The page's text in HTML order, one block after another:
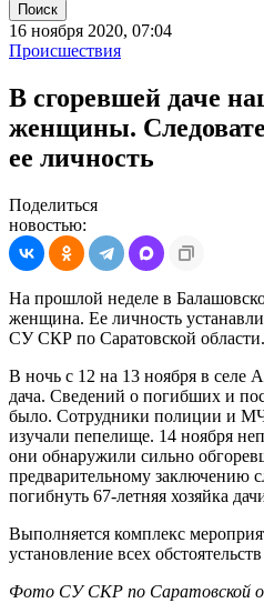
Поиск
16 ноября 2020, 07:04
Происшествия
В сгоревшей даче
женщины.
ее личность
Поделиться
новостью:
На прошлой неделе в
женщина. Ее личность
СУ СКР по Саратовской области.
В ночь с 12 на 13 ноября в селе
дача. Сведений о погибших и
было. Сотрудники полиции и
изучали пепелище. 14 ноября
они обнаружили сильно
предварительному заключению
погибнуть 67-летняя хозяйка
Выполняется комплекс
установление всех
Фото СУ СКР по Саратовской